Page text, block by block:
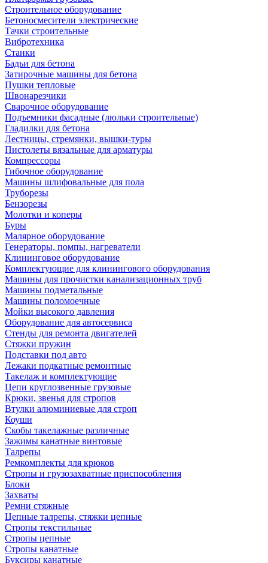
Строительное оборудование
Бетоносмесители электрические
Тачки строительные
Вибротехника
Станки
Бадьи для бетона
Затирочные машины для бетона
Пушки тепловые
Швонарезчики
Сварочное оборудование
Подъемники фасадные (люльки строительные)
Гладилки для бетона
Лестницы, стремянки, вышки-туры
Пистолеты вязальные для арматуры
Компрессоры
Гибочное оборудование
Машины шлифовальные для пола
Труборезы
Бензорезы
Молотки и коперы
Буры
Малярное оборудование
Генераторы, помпы, нагреватели
Клининговое оборудование
Комплектующие для клинингового оборудования
Машины для прочистки канализационных труб
Машины подметальные
Машины поломоечные
Мойки высокого давления
Оборудование для автосервиса
Стенды для ремонта двигателей
Стяжки пружин
Подставки под авто
Лежаки подкатные ремонтные
Такелаж и комплектующие
Цепи круглозвенные грузовые
Крюки, звенья для стропов
Втулки алюминиевые для строп
Коуши
Скобы такелажные различные
Зажимы канатные винтовые
Талрепы
Ремкомплекты для крюков
Стропы и грузозахватные приспособления
Блоки
Захваты
Ремни стяжные
Цепные талрепы, стяжки цепные
Стропы текстильные
Стропы цепные
Стропы канатные
Буксиры канатные